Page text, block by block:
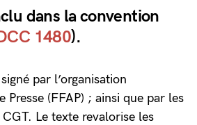
dans la convention
1480).
par l’organisation
Presse (FFAP) ; ainsi que par les
Le texte revalorise les